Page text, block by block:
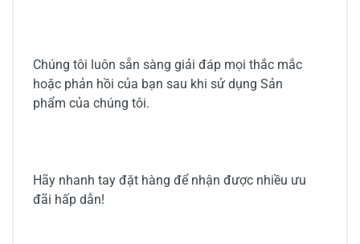
Chúng tôi luôn sẵn sàng giải đáp mọi thắc mắc
hoặc phản hồi của bạn sau khi sử dụng Sản
phẩm của chúng tôi.
Hãy nhanh tay đặt hàng để nhận được nhiều ưu
đãi hấp dẫn!